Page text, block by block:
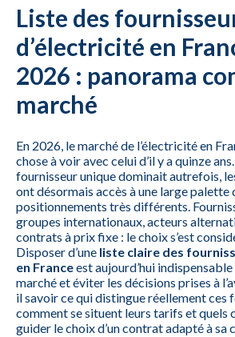
Liste des
d’électricité en
2026 : panorama
marché
En 2026, le marché de l’électricité en
chose à voir avec celui d’il y a quinze
fournisseur unique dominait autrefois,
ont désormais accès à une large palette
positionnements très différents.
groupes internationaux, acteurs
contrats à prix fixe : le choix s’est
Disposer d’une liste claire des
en Franceest aujourd’hui
marché et éviter les décisions prises à
il savoir ce qui distingue réellement ces
comment se situent leurs tarifs et quels
guider le choix d’un contrat adapté à sa